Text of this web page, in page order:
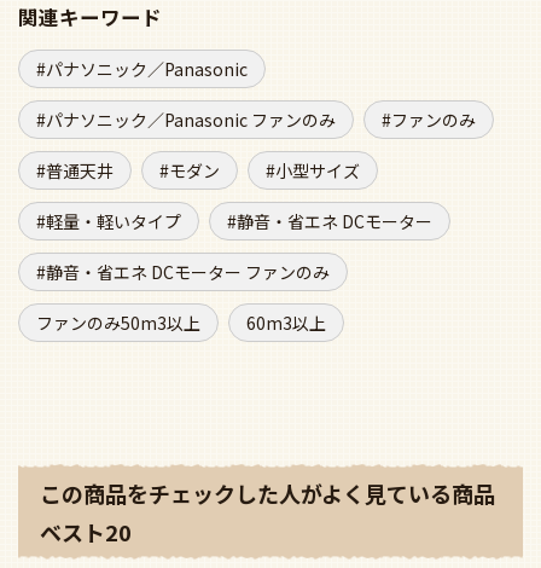
関連キーワード
パナソニック／Panasonic
パナソニック／Panasonic ファンのみ ファンのみ
普通天井 モダン 小型サイズ
軽量・軽いタイプ 静音・省エネ DCモーター
静音・省エネ DCモーター ファンのみ
ファンのみ50m3以上 60m3以上
この商品をチェックした人がよく見ている商品
ベスト20